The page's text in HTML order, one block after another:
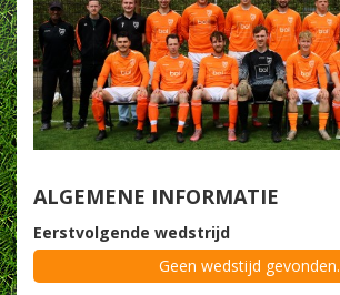
ALGEMENE INFORMATIE
Eerstvolgende wedstrijd
Geen wedstijd gevonden.